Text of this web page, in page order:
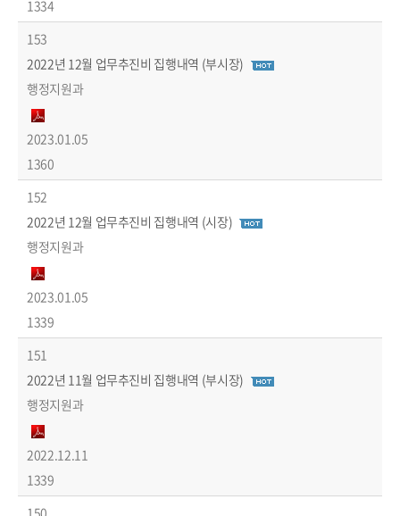
1334
153
2022년 12월 업무추진비 집행내역 (부시장)
행정지원과
2023.01.05
1360
152
2022년 12월 업무추진비 집행내역 (시장)
행정지원과
2023.01.05
1339
151
2022년 11월 업무추진비 집행내역 (부시장)
행정지원과
2022.12.11
1339
150